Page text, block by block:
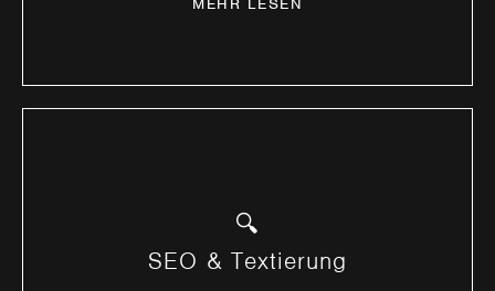
MEHR LESEN
🔍
SEO & Textierung
Suchmaschinenoptimierung und
Werbetextierung.